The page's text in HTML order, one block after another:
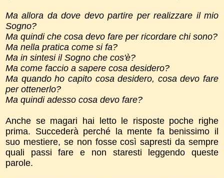
Ma allora da dove devo partire per realizzare il mio
Sogno?
Ma quindi che cosa devo fare per ricordare chi sono?
Ma nella pratica come si fa?
Ma in sintesi il Sogno che cos'è?
Ma come faccio a sapere cosa desidero?
Ma quando ho capito cosa desidero, cosa devo fare
per ottenerlo?
Ma quindi adesso cosa devo fare?
Anche se magari hai letto le risposte poche righe
prima. Succederà perché la mente fa benissimo il
suo mestiere, se non fosse così sapresti da sempre
quali passi fare e non staresti leggendo queste
parole.